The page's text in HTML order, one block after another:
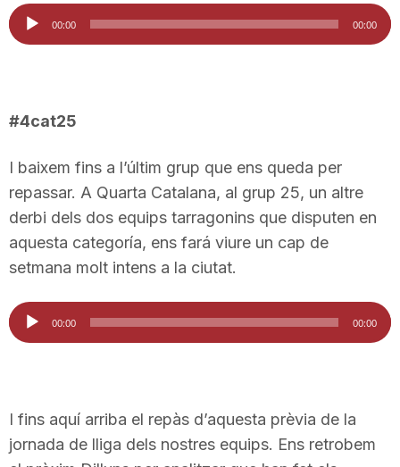
Reproductor
d'àudio
00:00 00:00
#4cat25
I baixem fins a l’últim grup que ens queda per
repassar. A Quarta Catalana, al grup 25, un altre
derbi dels dos equips tarragonins que disputen en
aquesta categoría, ens fará viure un cap de
setmana molt intens a la ciutat.
Reproductor
d'àudio
00:00 00:00
I fins aquí arriba el repàs d’aquesta prèvia de la
jornada de lliga dels nostres equips. Ens retrobem